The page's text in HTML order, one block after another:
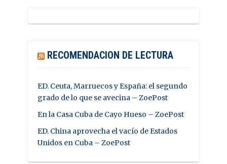
RECOMENDACION DE LECTURA
ED. Ceuta, Marruecos y España: el segundo
grado de lo que se avecina – ZoePost
En la Casa Cuba de Cayo Hueso – ZoePost
ED. China aprovecha el vacío de Estados
Unidos en Cuba – ZoePost